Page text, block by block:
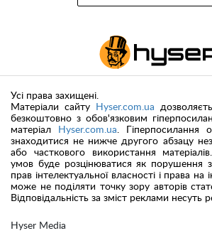
Hyser Media
Усі права захищені.
Матеріали сайту
Hyser.com.ua
безкоштовно з обов'язковим
матеріал
Hyser.com.ua. Гіперпосилання
знаходитися не нижче другого абзацу
або часткового використання
умов буде розцінюватися як порушення
прав інтелектуальної власності і права на
може не поділяти точку зору авторів
Відповідальність за зміст реклами несуть